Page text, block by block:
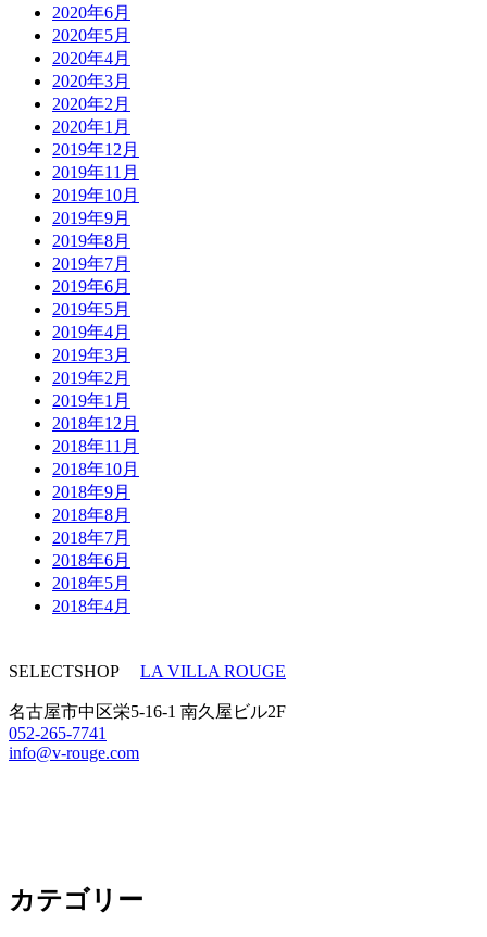
2020年6月
2020年5月
2020年4月
2020年3月
2020年2月
2020年1月
2019年12月
2019年11月
2019年10月
2019年9月
2019年8月
2019年7月
2019年6月
2019年5月
2019年4月
2019年3月
2019年2月
2019年1月
2018年12月
2018年11月
2018年10月
2018年9月
2018年8月
2018年7月
2018年6月
2018年5月
2018年4月
SELECTSHOP LA VILLA ROUGE
名古屋市中区栄5-16-1 南久屋ビル2F
052-265-7741
info@v-rouge.com
カテゴリー